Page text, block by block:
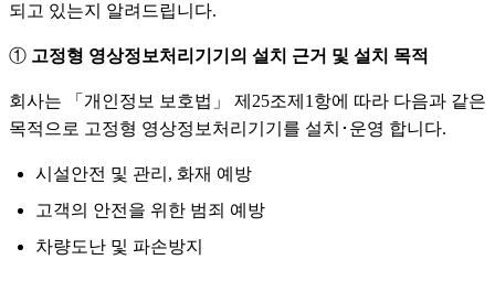
되고 있는지 알려드립니다.
① 고정형 영상정보처리기기의 설치 근거 및 설치 목적
회사는 「개인정보 보호법」 제25조제1항에 따라 다음과 같은
목적으로 고정형 영상정보처리기기를 설치･운영 합니다.
시설안전 및 관리, 화재 예방
고객의 안전을 위한 범죄 예방
차량도난 및 파손방지